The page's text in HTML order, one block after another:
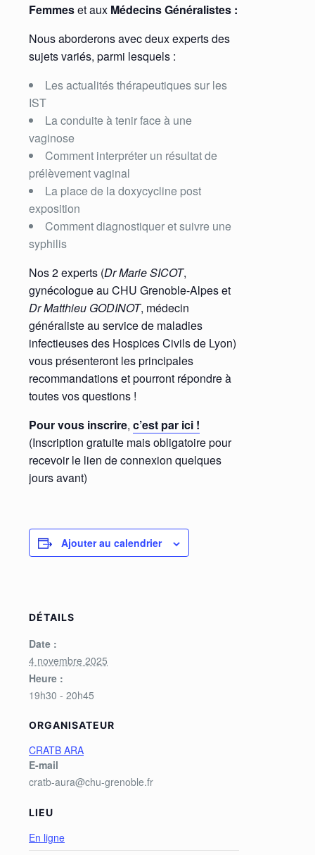
Femmeset aux Médecins Généralistes :
Nous aborderons avec deux experts des
sujets variés, parmi lesquels :
Les actualités thérapeutiques sur les
IST
La conduite à tenir face à une
vaginose
Comment interpréter un résultat de
prélèvement vaginal
La place de la doxycycline post
exposition
Comment diagnostiquer et suivre une
syphilis
Nos 2 experts (Dr Marie SICOT,
gynécologue au CHU Grenoble-Alpes et
Dr Matthieu GODINOT, médecin
généraliste au service de maladies
infectieuses des Hospices Civils de Lyon)
vous présenteront les principales
recommandations et pourront répondre à
toutes vos questions !
Pour vous inscrire, c’est par ici !
(Inscription gratuite mais obligatoire pour
recevoir le lien de connexion quelques
jours avant)
Ajouter au calendrier
DÉTAILS
Date :
4 novembre 2025
Heure :
19h30 - 20h45
LIEU
En ligne
ORGANISATEUR
CRATB ARA
E-mail
cratb-aura@chu-grenoble.fr